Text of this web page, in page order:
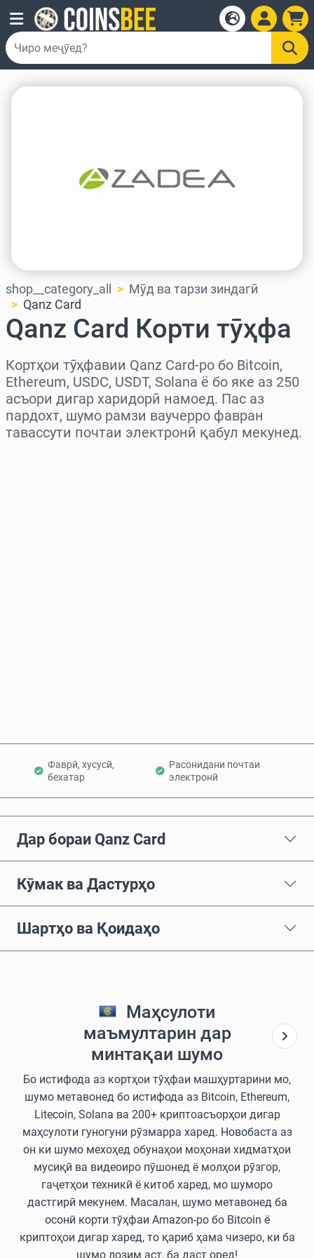
shop__category_all
Мӯд ва тарзи зиндагӣ
Qanz Card
Qanz Card Корти тӯҳфа
Кортҳои тӯҳфавии Qanz Card-ро бо Bitcoin,
Ethereum, USDC, USDT, Solana ё бо яке аз 250
асъори дигар харидорӣ намоед. Пас аз
пардохт, шумо рамзи ваучерро фавран
тавассути почтаи электронӣ қабул мекунед.
Фаврӣ, хусусӣ,
бехатар
Расонидани почтаи
электронӣ
Дар бораи Qanz Card
Кӯмак ва Дастурҳо
Шартҳо ва Қоидаҳо
Маҳсулоти
маъмултарин дар
минтақаи шумо
Бо истифода аз кортҳои тӯҳфаи машҳуртарини мо,
шумо метавонед бо истифода аз Bitcoin, Ethereum,
Litecoin, Solana ва 200+ криптоасъорҳои дигар
маҳсулоти гуногуни рӯзмарра харед. Новобаста аз
он ки шумо мехоҳед обунаҳои моҳонаи хидматҳои
мусиқӣ ва видеоиро пӯшонед ё молҳои рӯзгор,
гаҷетҳои техникӣ ё китоб харед, мо шуморо
дастгирӣ мекунем. Масалан, шумо метавонед ба
осонӣ корти тӯҳфаи Amazon-ро бо Bitcoin ё
криптоҳои дигар харед, то қариб ҳама чизеро, ки ба
шумо лозим аст, ба даст оред!